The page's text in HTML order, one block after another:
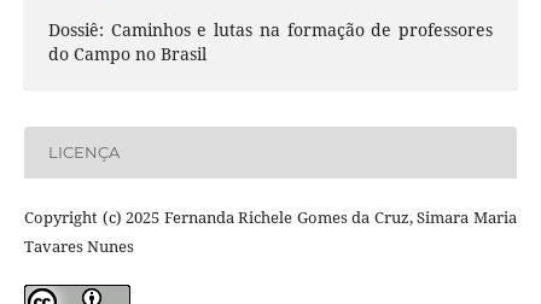
Dossiê: Caminhos e lutas na formação de professores
do Campo no Brasil
LICENÇA
Copyright (c) 2025 Fernanda Richele Gomes da Cruz, Simara Maria
Tavares Nunes